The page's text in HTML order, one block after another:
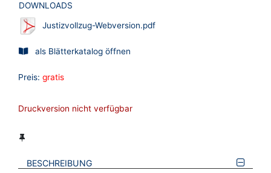
DOWNLOADS
Justizvollzug-Webversion.pdf
als Blätterkatalog öffnen
Preis: gratis
Druckversion nicht verfügbar
BESCHREIBUNG